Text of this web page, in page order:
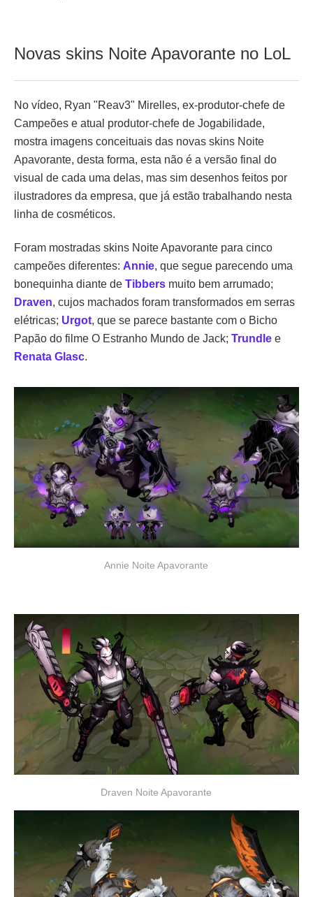
Novas skins Noite Apavorante no LoL
No vídeo, Ryan "Reav3" Mirelles, ex-produtor-chefe de
Campeões e atual produtor-chefe de Jogabilidade,
mostra imagens conceituais das novas skins Noite
Apavorante, desta forma, esta não é a versão final do
visual de cada uma delas, mas sim desenhos feitos por
ilustradores da empresa, que já estão trabalhando nesta
linha de cosméticos.
Foram mostradas skins Noite Apavorante para cinco
campeões diferentes: Annie, que segue parecendo uma
bonequinha diante de Tibbers muito bem arrumado;
Draven, cujos machados foram transformados em serras
elétricas; Urgot, que se parece bastante com o Bicho
Papão do filme O Estranho Mundo de Jack; Trundle e
Renata Glasc.
Annie Noite Apavorante
Draven Noite Apavorante